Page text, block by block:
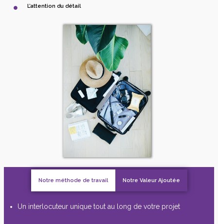
L’attention du détail
Notre méthode de travail Notre Valeur Ajoutée
Un interlocuteur unique tout au long de votre projet